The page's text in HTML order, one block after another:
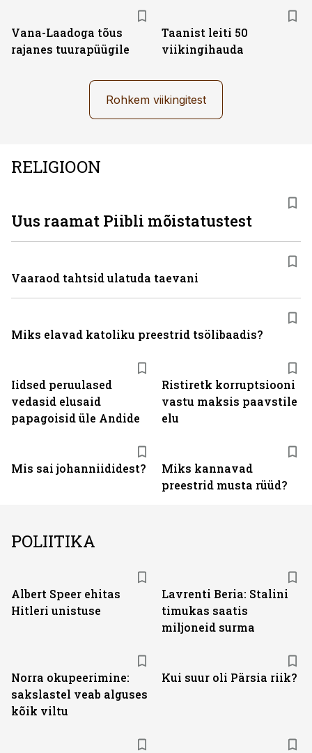
Vana-Laadoga tõus
rajanes tuurapüügile
Taanist leiti 50
viikingihauda
Rohkem viikingitest
RELIGIOON
Iidsed peruulased
vedasid elusaid
papagoisid üle Andide
Ristiretk korruptsiooni
vastu maksis paavstile
elu
Mis sai johanniididest?
Miks kannavad
preestrid musta rüüd?
Uus raamat Piibli mõistatustest
Vaaraod tahtsid ulatuda taevani
Miks elavad katoliku preestrid tsölibaadis?
POLIITIKA
Albert Speer ehitas
Hitleri unistuse
Lavrenti Beria: Stalini
timukas saatis
miljoneid surma
Norra okupeerimine:
sakslastel veab alguses
kõik viltu
Kui suur oli Pärsia riik?